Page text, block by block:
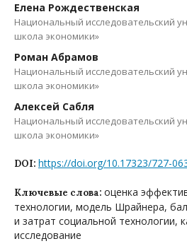
Елена Рождественская
Национальный исследовательский
школа экономики»
Роман Абрамов
Национальный исследовательский
школа экономики»
Алексей Сабля
Национальный исследовательский
школа экономики»
DOI: https://doi.org/10.17323/727-
Ключевые слова: оценка
технологии, модель Шрайнера,
и затрат социальной технологии,
исследование